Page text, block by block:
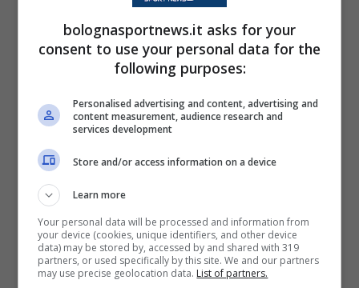
LEGGI ANCHE
un difensore. Barrow, Orsolini e Vignato
restano al Bologna”
bolognasportnews.it asks for your
consent to use your personal data for the
following purposes:
Personalised advertising and content, advertising and
content measurement, audience research and
services development
Store and/or access information on a device
Learn more
Your personal data will be processed and information from
your device (cookies, unique identifiers, and other device
data) may be stored by, accessed by and shared with 319
partners, or used specifically by this site. We and our partners
may use precise geolocation data. List of partners.